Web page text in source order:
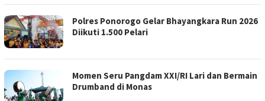
Polres Ponorogo Gelar Bhayangkara Run 2026
Diikuti 1.500 Pelari
Momen Seru Pangdam XXI/RI Lari dan Bermain
Drumband di Monas